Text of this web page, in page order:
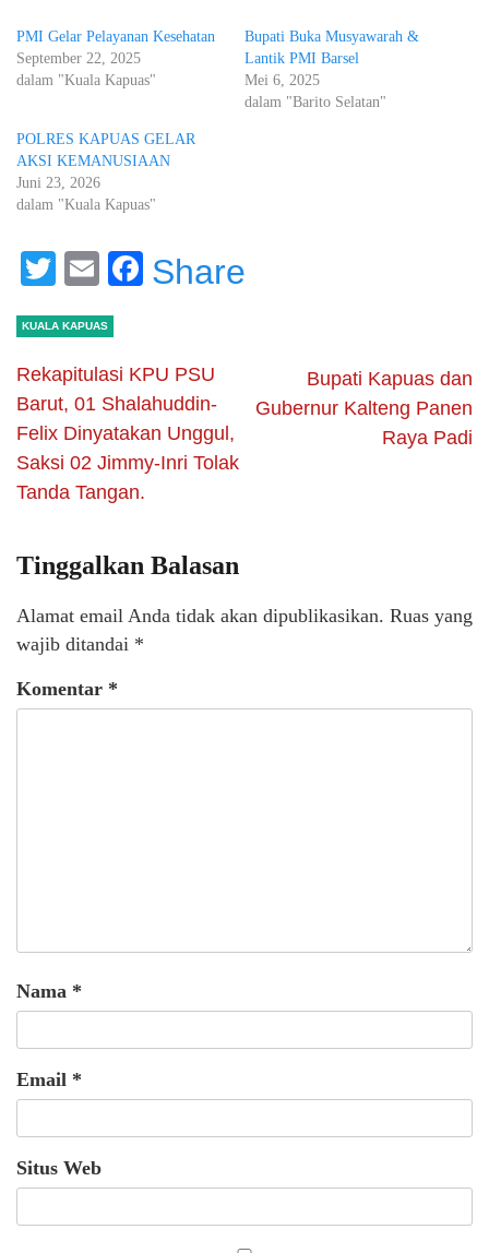
PMI Gelar Pelayanan Kesehatan
September 22, 2025
dalam "Kuala Kapuas"
Bupati Buka Musyawarah &
Lantik PMI Barsel
Mei 6, 2025
dalam "Barito Selatan"
POLRES KAPUAS GELAR
AKSI KEMANUSIAAN
Juni 23, 2026
dalam "Kuala Kapuas"
Twitter
EmailFacebook
Share
KUALA KAPUAS
Rekapitulasi KPU PSU
Barut, 01 Shalahuddin-
Felix Dinyatakan Unggul,
Saksi 02 Jimmy-Inri Tolak
Tanda Tangan.
Bupati Kapuas dan
Gubernur Kalteng Panen
Raya Padi
Tinggalkan Balasan
Alamat email Anda tidak akan dipublikasikan. Ruas yang
wajib ditandai *
Komentar *
Nama *
Email *
Situs Web